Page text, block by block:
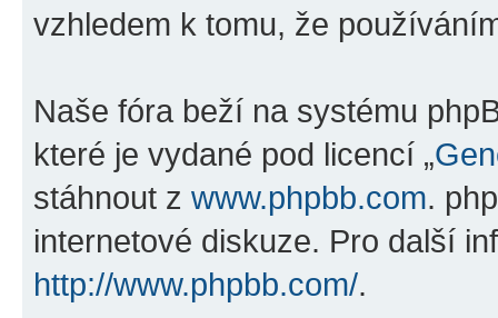
vzhledem k tomu, že
Naše fóra beží na systému
které je vydané pod licencí „
stáhnout z www.phpbb.com.
internetové diskuze. Pro další
http://www.phpbb.com/.